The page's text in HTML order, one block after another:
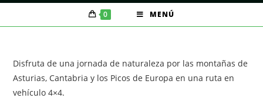
0 MENÚ
Disfruta de una jornada de naturaleza por las montañas de
Asturias, Cantabria y los Picos de Europa en una ruta en
vehículo 4×4.